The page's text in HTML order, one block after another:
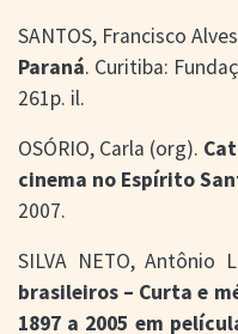
SANTOS, Francisco
Paraná. Curitiba:
261p. il.
OSÓRIO, Carla (org).
cinema no Espírito
2007.
SILVA NETO, Antônio
brasileiros – Curta e
1897 a 2005 em